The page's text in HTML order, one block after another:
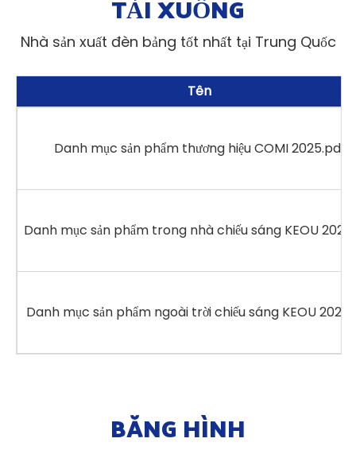
Nhà sản xuất đèn bảng tốt nhất tại Trung Quốc
Tên
Danh mục sản phẩm thương hiệu COMI 2025.pdf
Danh mục sản phẩm trong nhà chiếu sáng KEOU
Danh mục sản phẩm ngoài trời chiếu sáng KEOU
BĂNG HÌNH